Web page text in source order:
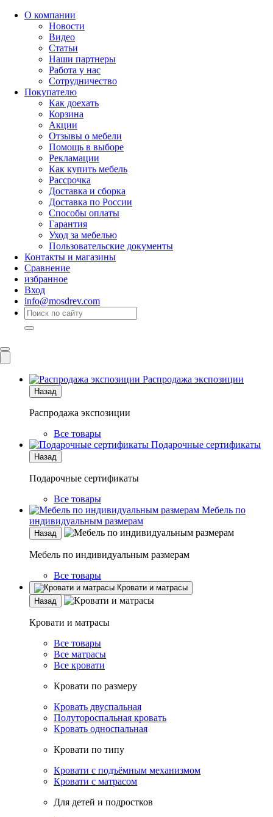
О компании
Новости
Видео
Статьи
Наши партнеры
Работа у нас
Сотрудничество
Покупателю
Как доехать
Корзина
Акции
Отзывы о мебели
Помощь в выборе
Рекламации
Как купить мебель
Рассрочка
Доставка и сборка
Доставка по России
Способы оплаты
Гарантия
Уход за мебелью
Пользовательские документы
Контакты и магазины
Сравнение
избранное
Вход
info@mosdrev.com
Распродажа экспозиции
Назад
Распродажа экспозиции
Все товары
Подарочные сертификаты
Назад
Подарочные сертификаты
Все товары
Мебель по
индивидуальным размерам
Назад
Мебель по индивидуальным размерам
Все товары
Кровати и матрасы
Назад
Кровати и матрасы
Все товары
Все матрасы
Все кровати
Кровати по размеру
Кровать двуспальная
Полутороспальная кровать
Кровать односпальная
Кровати по типу
Кровати с подъёмным механизмом
Кровати с матрасом
Для детей и подростков